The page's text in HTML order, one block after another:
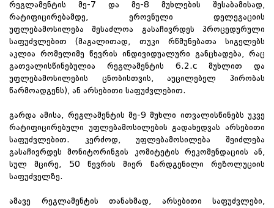
რეგლამენტის მე-7 და მე-8 მუხლების შესაბამისად,
რატიფიცირებამდე, ეროვნული დელეგაციის
უფლებამოსილება შესაძლოა გასაჩივრდეს პროცედურული
საფუძვლებით (მაგალითად, თუკი რწმუნებათა სიგელებს
აკლია რომელიმე წევრის ინდივიდუალური განცხადება, რაც
გათვალისწინებულია რეგლამენტის 6.2.c მუხლით და
უფლებამოსილების ცნობისთვის, აუცილებელ პირობას
წარმოადგენს), ან არსებითი საფუძვლებით.
გარდა ამისა, რეგლამენტის მე-9 მუხლი ითვალისწინებს უკვე
რატიფიცირებული უფლებამოსილების გადახედვას არსებითი
საფუძვლებით. კერძოდ, უფლებამოსილება შეიძლება
გასაჩივრდეს მონიტორინგის კომიტეტის რეკომენდაციის ან,
სულ მცირე, 50 წევრის მიერ წარდგენილი რეზოლუციის
საფუძველზე.
ამავე რეგლამენტის თანახმად, არსებითი საფუძვლები,